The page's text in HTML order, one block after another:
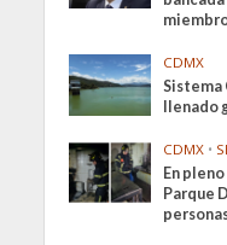
CDMX
Sistema
llenado
CDMX •
En
Parque